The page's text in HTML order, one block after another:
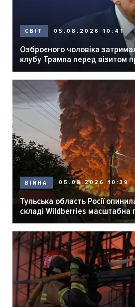
СВІТ 05.08.2026 10:41
Озброєного чоловіка
клубу Трампа перед візитом
ВІЙНА 05.08.2026 10:39
Тульська область Росії
складі Wildberries